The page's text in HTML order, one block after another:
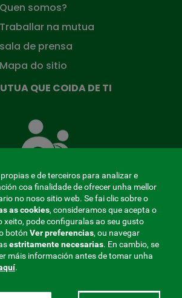
Quen somos?
Traballar na mutua
sala de prensa
Mapa do sitio
QUE COIDA DE TI
Mutua
que
Aviso legal|Privacidade
e de terceiros para analizar e
coa finalidade de ofrecer unha mellor
no noso sitio web. Se fai clic sobre o
as cookies, consideramos que acepta o
xeito, pode configuralas ao seu gusto
botón Ver preferencias, ou navegar
estritamentenecesarias. En cambio, se
máis información antes de tomar unha
.